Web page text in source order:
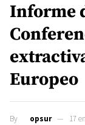
Informe
Europeo
By opsur 17